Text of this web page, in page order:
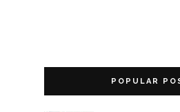
POPULAR